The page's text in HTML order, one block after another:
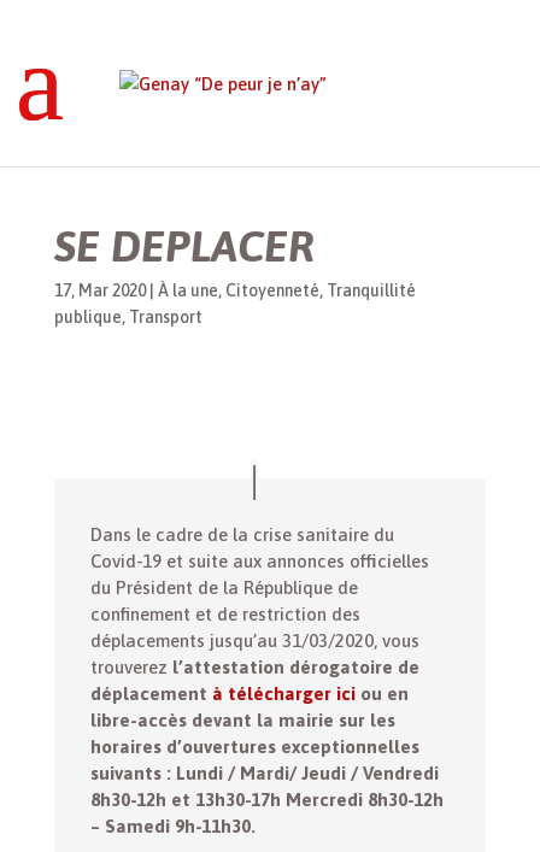
SE DEPLACER
17, Mar 2020| À la une, Citoyenneté, Tranquillité
publique, Transport
Dans le cadre de la crise sanitaire du
Covid-19 et suite aux annonces officielles
du Président de la République de
confinement et de restriction des
déplacements jusqu’au 31/03/2020, vous
trouverez l’attestation dérogatoire de
déplacement à télécharger iciou en
libre-accès devant la mairie sur les
horaires d’ouvertures exceptionnelles
suivants : Lundi / Mardi/ Jeudi / Vendredi
8h30-12h et 13h30-17h Mercredi 8h30-12h
– Samedi 9h-11h30.